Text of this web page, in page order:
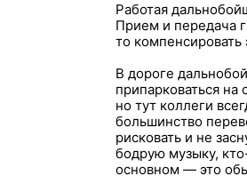
Работая
Прием и передача
то компенсировать
В дороге
припарковаться
но тут коллеги
большинство
рисковать и не
бодрую музыку,
основном — это